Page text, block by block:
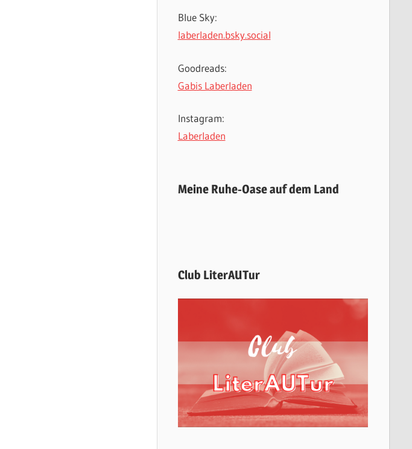
Blue Sky:
laberladen.bsky.social
Goodreads:
Gabis Laberladen
Instagram:
Laberladen
Meine Ruhe-Oase auf dem Land
Club LiterAUTur